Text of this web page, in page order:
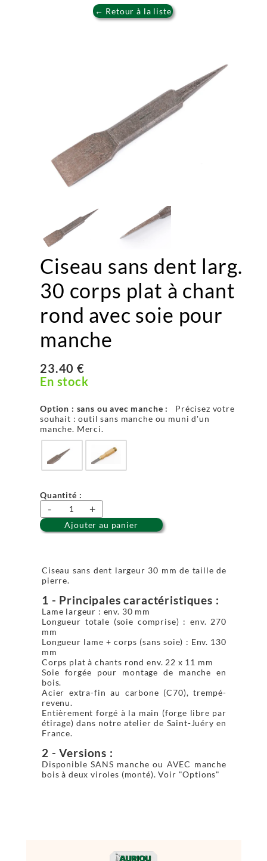
← Retour à la liste
Ciseau sans dent larg.
30 corps plat à chant
rond avec soie pour
manche
23.40 €
En stock
Option : sans ou avec manche :
Précisez votre
souhait : outil sans manche ou muni d'un
manche. Merci.
Quantité :
- +
Ajouter au panier
Ciseau sans dent largeur 30 mm de taille de
pierre.
1 - Principales caractéristiques :
Lame largeur : env. 30 mm
Longueur totale (soie comprise) : env. 270
mm
Longueur lame + corps (sans soie) : Env. 130
mm
Corps plat à chants rond env. 22 x 11 mm
Soie forgée pour montage de manche en
bois.
Acier extra-fin au carbone (C70), trempé-
revenu.
Entièrement forgé à la main (forge libre par
étirage) dans notre atelier de Saint-Juéry en
France.
2 - Versions :
Disponible SANS manche ou AVEC manche
bois à deux viroles (monté). Voir "Options"